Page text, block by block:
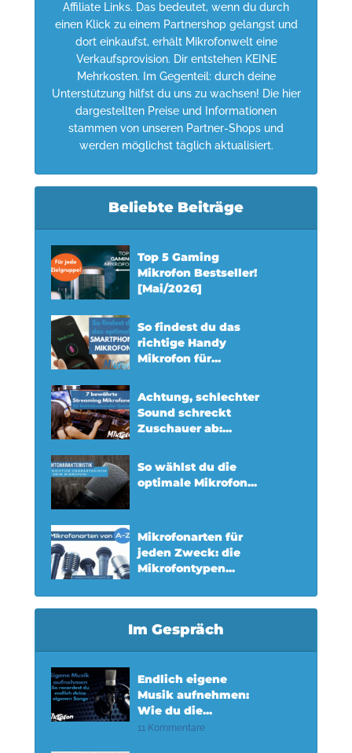
Affiliate Links. Das bedeutet, wenn du durch
einen Klick zu einem Partnershop gelangst und
dort einkaufst, erhält Mikrofonwelt eine
Verkaufsprovision. Dir entstehen KEINE
Mehrkosten. Im Gegenteil: durch deine
Unterstützung hilfst du uns zu wachsen! Die hier
dargestellten Preise und Informationen
stammen von unseren Partner-Shops und
werden möglichst täglich aktualisiert.
Beliebte Beiträge
Top 5 Gaming
Mikrofon Bestseller!
[Mai/2026]
So findest du das
richtige Handy
Mikrofon für...
Achtung, schlechter
Sound schreckt
Zuschauer ab:...
So wählst du die
optimale Mikrofon...
Mikrofonarten für
jeden Zweck: die
Mikrofontypen...
Im Gespräch
Endlich eigene
Musik aufnehmen:
Wie du die...
11 Kommentare